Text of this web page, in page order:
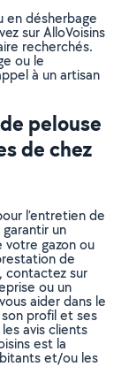
en désherbage
sur AlloVoisins
recherchés.
ou le
à un artisan
pelouse
de chez
l’entretien de
un
gazon ou
de
contactez sur
ou un
aider dans le
profil et ses
avis clients
est la
et/ou les